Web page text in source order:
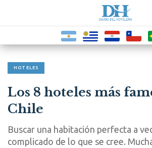
HOTELES
Los 8 hoteles más
Chile
Buscar una habitación perfecta a
complicado de lo que se cree.